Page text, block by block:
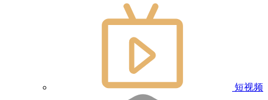
短视频